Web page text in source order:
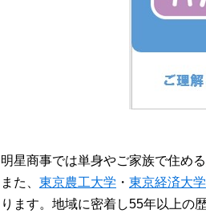
明星商事では単身やご家族で住める
また、 東京農工大学 ・ 東京経済大学
ります。地域に密着し55年以上の